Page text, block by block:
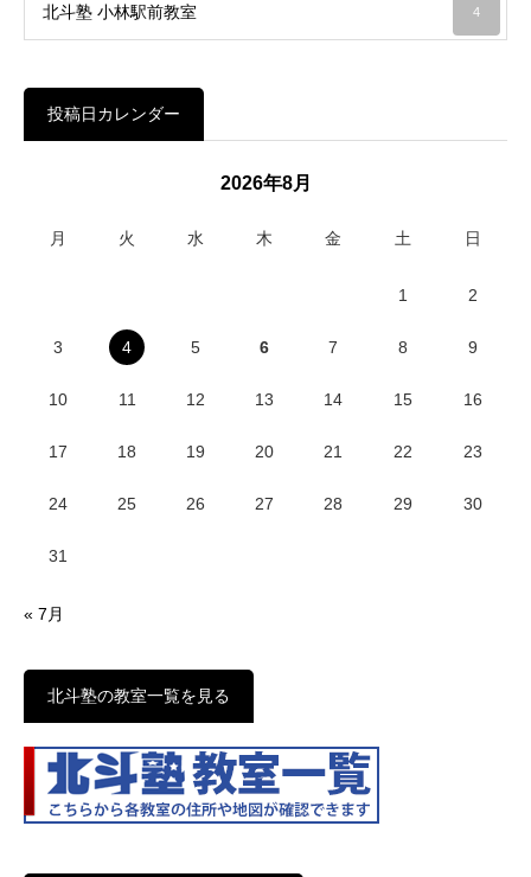
北斗塾 小林駅前教室 4
投稿日カレンダー
2026年8月
月 火 水 木 金 土 日
1 2
3 4 5 6 7 8 9
10 11 12 13 14 15 16
17 18 19 20 21 22 23
24 25 26 27 28 29 30
31
« 7月
北斗塾の教室一覧を見る